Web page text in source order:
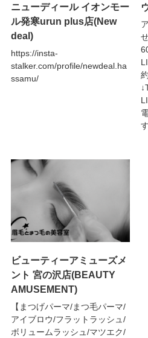
ニューディール イオンモー
ル発寒urun plus店(New
deal)
https://insta-
stalker.com/profile/newdeal.ha
ssamu/
ビューティーアミューズメ
ント 宮の沢店(BEAUTY
AMUSEMENT)
【まつげパーマ/まつ毛パーマ/
アイブロウ/フラットラッシュ/
ボリュームラッシュ/マツエク/